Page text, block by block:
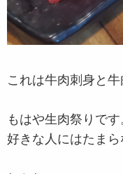
これは牛肉刺身と牛
もはや生肉祭りです
好きな人にはたまら